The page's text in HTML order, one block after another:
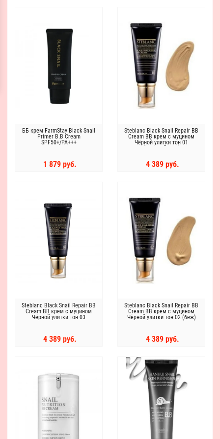
ББ крем FarmStay Black Snail
Primer B.B Cream
SPF50+/PA+++
1 879 руб.
Steblanc Black Snail Repair BB
Cream ВВ крем с муцином
Чёрной улитки тон 01
4 389 руб.
Steblanc Black Snail Repair BB
Cream ВВ крем с муцином
Чёрной улитки тон 03
4 389 руб.
Steblanc Black Snail Repair BB
Cream ВВ крем с муцином
Чёрной улитки тон 02 (беж)
4 389 руб.